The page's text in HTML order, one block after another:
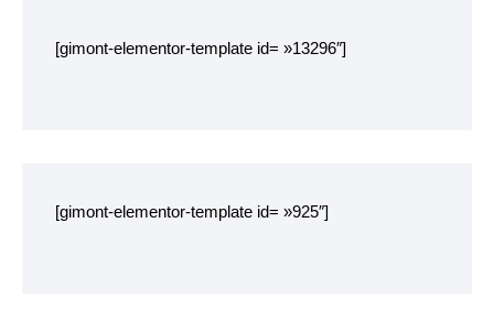
[gimont-elementor-template id= »13296″]
[gimont-elementor-template id= »925″]